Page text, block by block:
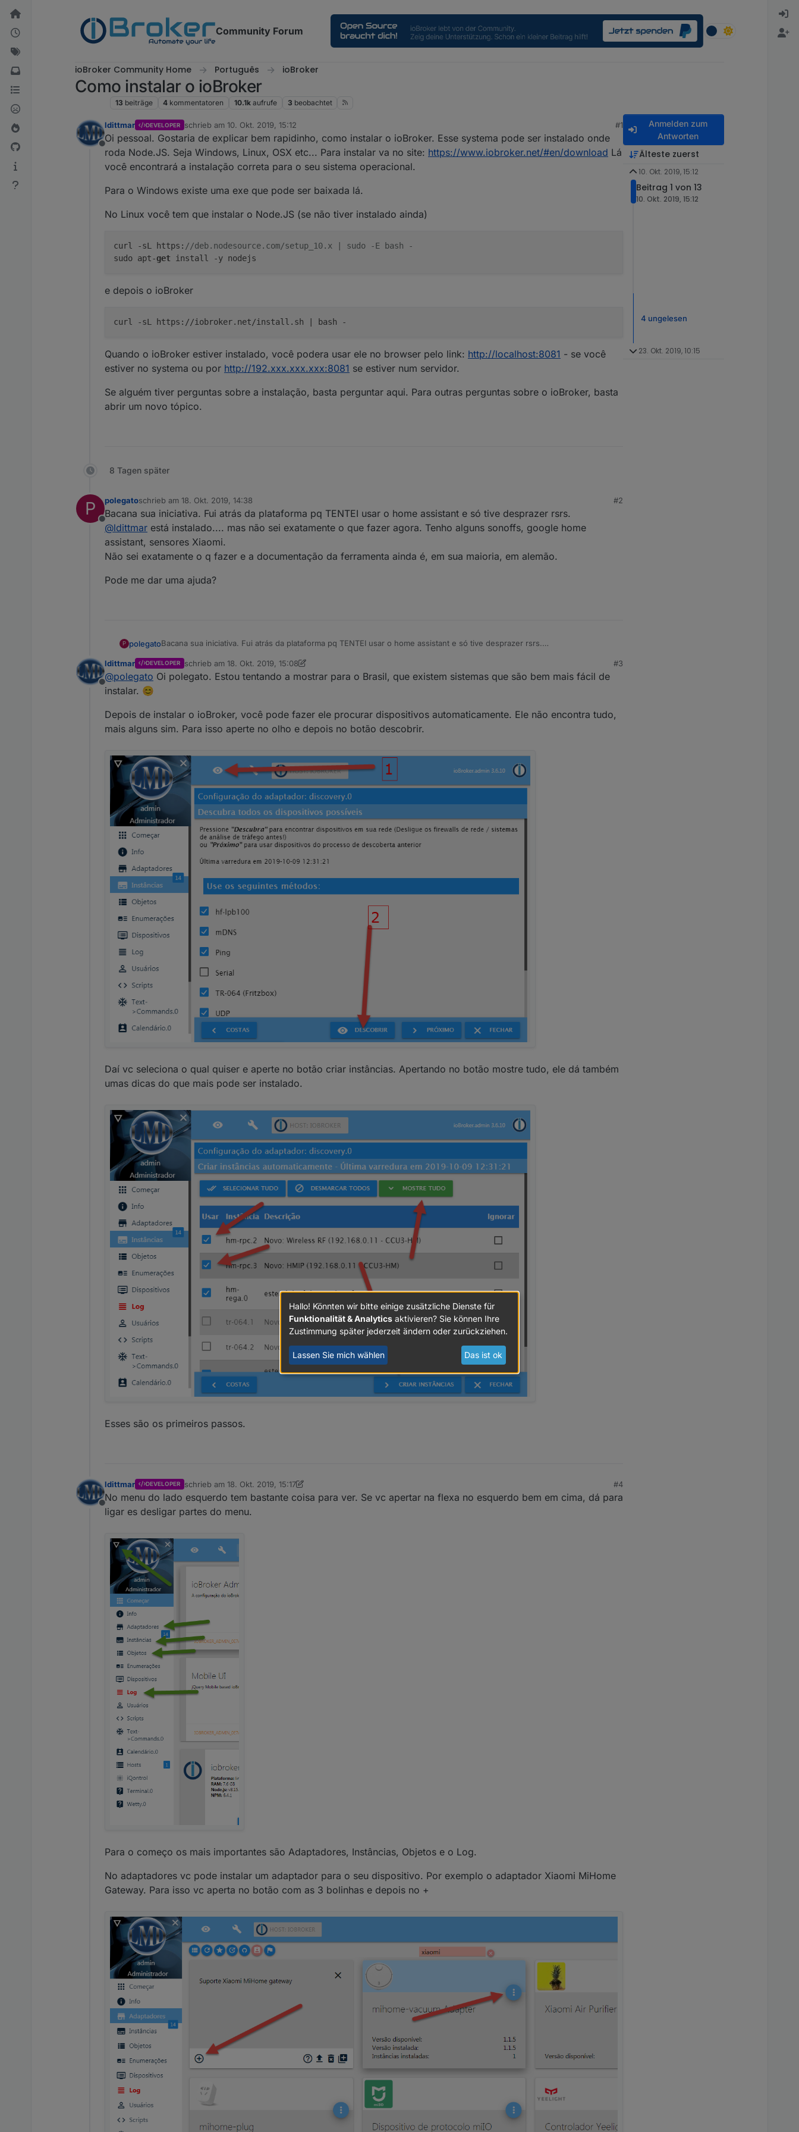
Weiter zum Inhalt
Community Forum
ioBroker Community Home Português ioBroker
Como instalar o ioBroker
13 beiträge 4 kommentatoren 10.1k aufrufe 3 beobachtet
Offline
ldittmar DEVELOPER schrieb am 10. Okt. 2019, 15:12
zuletzt editiert von
#1
Oi pessoal. Gostaria de explicar bem rapidinho, como instalar o ioBroker. Esse systema pode ser instalado onde
roda Node.JS. Seja Windows, Linux, OSX etc... Para instalar va no site: https://www.iobroker.net/#en/download Lá
você encontrará a instalação correta para o seu sistema operacional.
Para o Windows existe uma exe que pode ser baixada lá.
No Linux você tem que instalar o Node.JS (se não tiver instalado ainda)
curl -sL https: //deb.nodesource.com/setup_10.x | sudo -E bash -
sudo apt-get
e depois o ioBroker
curl -sL https://iobroker.net/install.sh | bash -
Quando o ioBroker estiver instalado, você podera usar ele no browser pelo link: http://localhost:8081 - se você
estiver no systema ou por http://192.xxx.xxx.xxx:8081 se estiver num servidor.
Se alguém tiver perguntas sobre a instalação, basta perguntar aqui. Para outras perguntas sobre o ioBroker, basta
abrir um novo tópico.
8 Tagen später
P
Offline
polegatoschrieb am 18. Okt. 2019, 14:38
zuletzt editiert von
#2
Bacana sua iniciativa. Fui atrás da plataforma pq TENTEI usar o home assistant e só tive desprazer rsrs.
@ldittmar está instalado.... mas não sei exatamente o que fazer agora. Tenho alguns sonoffs, google home
assistant, sensores Xiaomi.
Não sei exatamente o q fazer e a documentação da ferramenta ainda é, em sua maioria, em alemão.
Pode me dar uma ajuda?
P polegatoBacana sua iniciativa. Fui atrás da plataforma pq TENTEI usar o home assistant e só tive desprazer rsrs.
sensores Xiaomi.
Não sei exatamente o q fazer e a documentação da ferramenta ainda é, em sua maioria, em alemão.
Pode me dar uma ajuda?
Offline
ldittmar DEVELOPER schrieb am 18. Okt. 2019, 15:08
zuletzt editiert von ldittmar
#3
@polegato Oi polegato. Estou tentando a mostrar para o Brasil, que existem sistemas que são bem mais fácil de
instalar. 😊
Depois de instalar o ioBroker, você pode fazer ele procurar dispositivos automaticamente. Ele não encontra tudo,
mais alguns sim. Para isso aperte no olho e depois no botão descobrir.
Daí vc seleciona o qual quiser e aperte no botão criar instâncias. Apertando no botão mostre tudo, ele dá também
umas dicas do que mais pode ser instalado.
Esses são os primeiros passos.
Offline
ldittmar DEVELOPER schrieb am 18. Okt. 2019, 15:17
zuletzt editiert von ldittmar
#4
No menu do lado esquerdo tem bastante coisa para ver. Se vc apertar na flexa no esquerdo bem em cima, dá para
ligar es desligar partes do menu.
Para o começo os mais importantes são Adaptadores, Instâncias, Objetos e o Log.
No adaptadores vc pode instalar um adaptador para o seu dispositivo. Por exemplo o adaptador Xiaomi MiHome
Gateway. Para isso vc aperta no botão com as 3 bolinhas e depois no +
Anmelden zum
Antworten
Älteste zuerst
10. Okt. 2019, 15:12
Beitrag 1 von 13
10. Okt. 2019, 15:12
4 ungelesen
23. Okt. 2019, 10:15
Hallo! Könnten wir bitte einige zusätzliche Dienste für
Funktionalität & Analytics aktivieren? Sie können Ihre
Zustimmung später jederzeit ändern oder zurückziehen.
Lassen Sie mich wählen Das ist ok